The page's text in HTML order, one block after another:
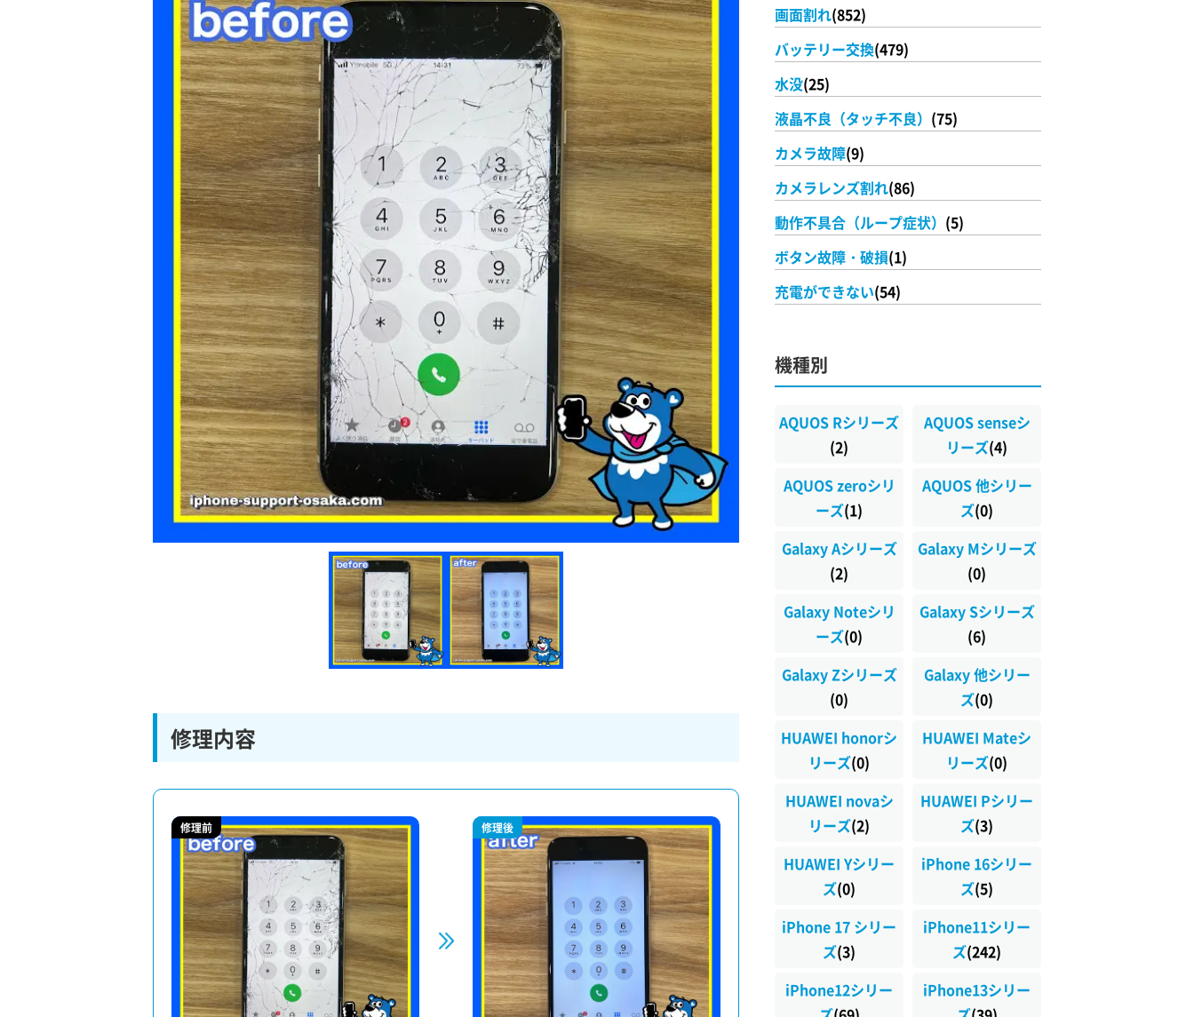
修理内容
修理前 修理後
画面割れ(852)
バッテリー交換(479)
水没(25)
液晶不良（タッチ不良） (75)
カメラ故障(9)
カメラレンズ割れ(86)
動作不具合（ループ症状） (5)
ボタン故障・破損(1)
充電ができない(54)
機種別
AQUOS Rシリーズ
(2)
AQUOS senseシ
リーズ(4)
AQUOS zeroシリ
ーズ(1)
AQUOS 他シリー
ズ(0)
Galaxy Aシリーズ
(2)
Galaxy Mシリーズ
(0)
Galaxy Noteシリ
ーズ(0)
Galaxy Sシリーズ
(6)
Galaxy Zシリーズ
(0)
Galaxy 他シリー
ズ(0)
HUAWEI honorシ
リーズ(0)
HUAWEI Mateシ
リーズ(0)
HUAWEI novaシ
リーズ(2)
HUAWEI Pシリー
ズ(3)
HUAWEI Yシリー
ズ(0)
iPhone 16シリー
ズ(5)
iPhone 17 シリー
ズ(3)
iPhone11シリー
ズ(242)
iPhone12シリー
iPhone13シリー